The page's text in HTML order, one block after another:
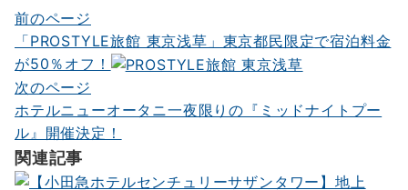
投
稿
ナ
ビ
ゲ
ー
前のページ
「PROSTYLE旅館 東京浅草」東京都民限定で宿泊料金
が50％オフ！
次のページ
ホテルニューオータニ一夜限りの『ミッドナイトプー
ル』開催決定！
関連記事